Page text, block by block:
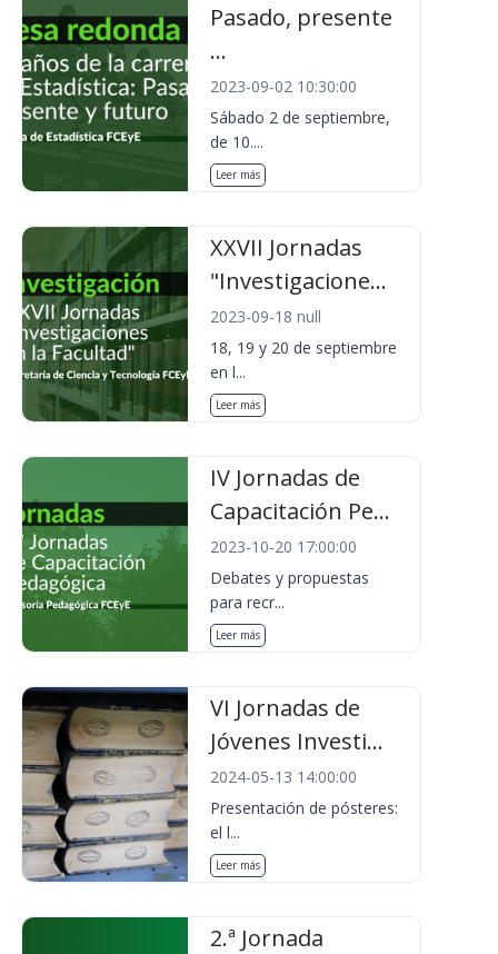
Pasado, presente
...
2023-09-02 10:30:00
Sábado 2 de septiembre,
de 10....
Leer más
XXVII Jornadas
"Investigacione...
2023-09-18 null
18, 19 y 20 de septiembre
en l...
Leer más
IV Jornadas de
Capacitación Pe...
2023-10-20 17:00:00
Debates y propuestas
para recr...
Leer más
VI Jornadas de
Jóvenes Investi...
2024-05-13 14:00:00
Presentación de pósteres:
el l...
Leer más
2.ª Jornada